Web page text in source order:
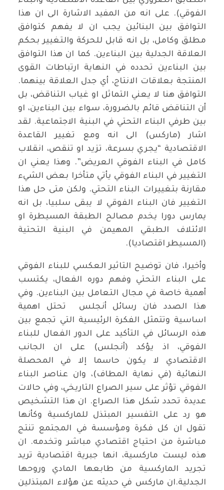
الفوقي). على انه من المفيد الاشارة الى ان هذا
التوافق بين البنائين يجب ان لا يفهم كتوافق
مطلق وكامل، بل انه قابل للحركة والتغيير بحكم
العلاقة الجدلية بين البناءين. كما ان هذا التوافق
بين البناءين تحدده في النهاية ارتباطات القوى
المنتجة بعلاقات الانتاج، أي جدل العلاقة بينهما.
التوافق هنا لا يعني التماثل او غياب التناقض، بل
أن التناقض قائم بالضرورة، سواء بين البناءين، او
بين طرفي البناء التحتي في البنية الاجتماعية. لقد
اشار (ماركس) الى انه ومع تغيير القاعدة
الاقتصادية “يجري بسرعة، تزيد او تنقص، انقلاب
كامل في البناء الفوقي العريض”. وهذا يعني ان
التغيير في البناء الفوقي يأتي متأخرا بعض الشيء
مقارنة بتغييرات البناء التحتي. ولكن متى حل هذا
التغيير فان البناء الفوقي لا يبقى سلبيا، بل انه
يمارس دورا يخدم مصالح الطبقة المسيطرة او
الائتلاف الطبقي المهيمن في البنية التحتية
(المسيطر اقتصاديا).
وأخيرا، فان توضيح التاثير العكسي للبناء الفوقي
على البناء التحتي وفهم دوره الفعال، يكتسب
أهمية خاصة في مجال التعامل بين البناءين. وفي
هذا الصدد فان رسائل أنجلس تحتل اهمية
اساسية وتتمثل الفكرة الرئيسية التي تجمع بين
هذه الرسائل في التأكيد على الدور الفعال للبناء
الفوقي، اذ يؤكد (أنجلس) على ان الجانب
الاقتصادي لا يكون حاسما إلا في المحصلة
النهائية (في نهاية المطاف)، وان عناصر البناء
الفوقي تؤثر على سير الصراع التاريخي، وفي حالات
عديدة تحدد شكل هذا الصراع. ان هذا التشخيص
هو رد على التفسير المبتذل للماركسية وكأنها
تقول ان كل فكرة ومؤسسة في المجتمع تنتج
مباشرة من احتياج اقتصادي مباشر وتخدمه. ان
هذه ليست ماركسية، انها جبرية اقتصادية تريد
تجريد الماركسية من طابعها المادي وروحها
الجدلية.ان ماركس في حديثه عن هؤلاء المبتذلين